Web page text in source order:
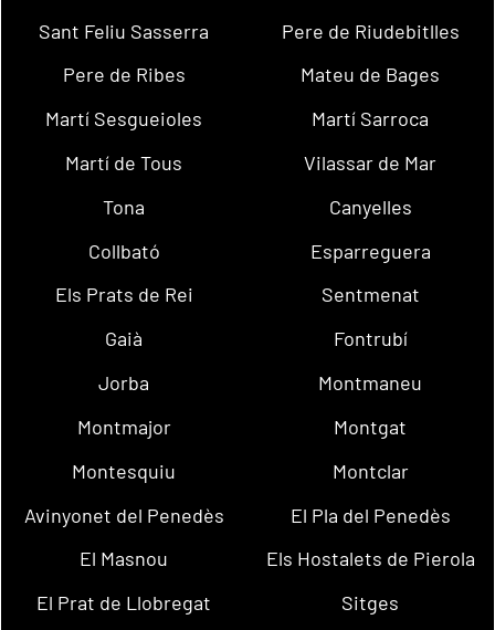
Sant Feliu Sasserra
Pere de Riudebitlles
Pere de Ribes
Mateu de Bages
Martí Sesgueioles
Martí Sarroca
Martí de Tous
Vilassar de Mar
Tona
Canyelles
Collbató
Esparreguera
Els Prats de Rei
Sentmenat
Gaià
Fontrubí
Jorba
Montmaneu
Montmajor
Montgat
Montesquiu
Montclar
Avinyonet del Penedès
El Pla del Penedès
El Masnou
Els Hostalets de Pierola
El Prat de Llobregat
Sitges